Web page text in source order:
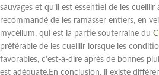
sauvages et qu’il est essentiel de les
recommandé de les ramasser entiers, en
mycélium, qui est la partie souterraine du
préférable de les cueillir lorsque les
favorables, c’est-à-dire après de bonnes
est adéquate.En conclusion, il existe